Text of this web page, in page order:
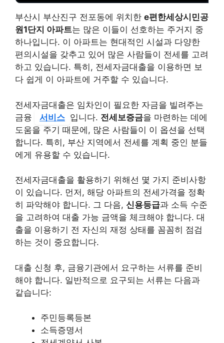
부산시 부산진구 전포동에 위치한 e편한세상시민공
원1단지 아파트는 많은 이들이 선호하는 주거지 중
하나입니다. 이 아파트는 현대적인 시설과 다양한
편의시설을 갖추고 있어 많은 사람들이 전세를 고려
하고 있습니다. 특히, 전세자금대출을 이용하면 보
다 쉽게 이 아파트에 거주할 수 있습니다.
전세자금대출은 임차인이 필요한 자금을 빌려주는
금융
서비스 입니다. 전세보증금을 마련하는 데에
도움을 주기 때문에, 많은 사람들이 이 옵션을 선택
합니다. 특히, 부산 지역에서 전세를 계획 중인 분들
에게 유용할 수 있습니다.
전세자금대출을 활용하기 위해선 몇 가지 준비사항
이 있습니다. 먼저, 해당 아파트의 전세가격을 정확
히 파악해야 합니다. 그 다음, 신용등급과 소득 수준
을 고려하여 대출 가능 금액을 체크해야 합니다. 대
출을 이용하기 전 자신의 재정 상태를 꼼꼼히 점검
하는 것이 중요합니다.
대출 신청 후, 금융기관에서 요구하는 서류를 준비
해야 합니다. 일반적으로 요구되는 서류는 다음과
같습니다:
주민등록등본
소득증명서